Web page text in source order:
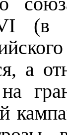
(в
а
на